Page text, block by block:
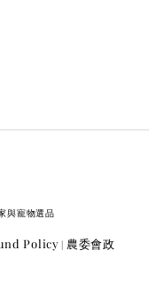
與寵物選品
Policy | 農委會政